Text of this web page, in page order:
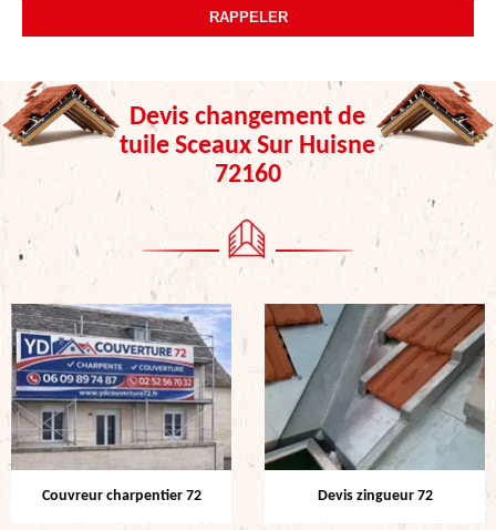
Devis changement de
tuile Sceaux Sur Huisne
72160
Couvreur charpentier 72 Devis zingueur 72